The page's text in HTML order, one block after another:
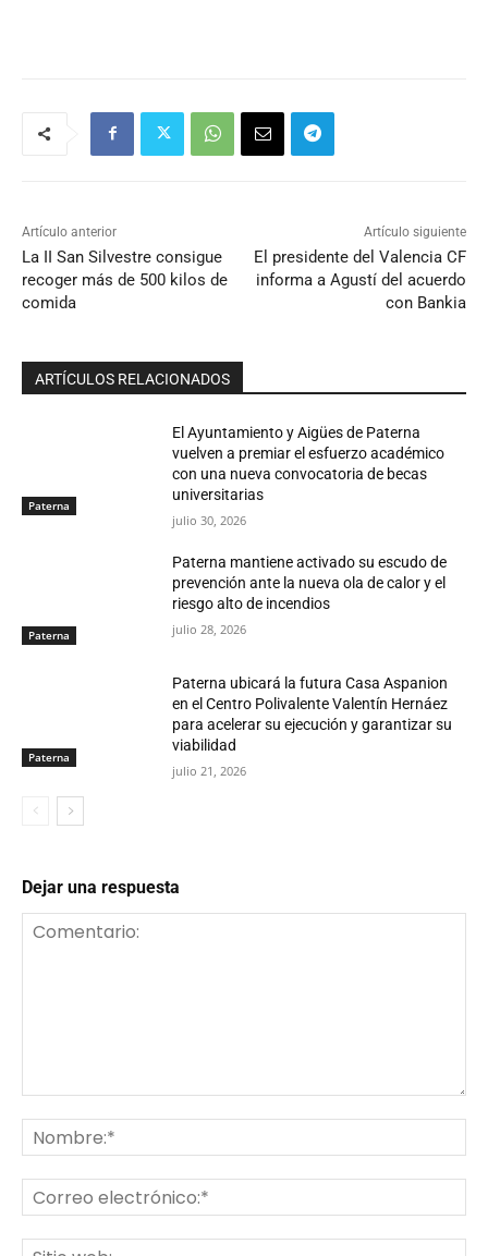
Artículo anterior
La II San Silvestre consigue
recoger más de 500 kilos de
comida
Artículo siguiente
El presidente del Valencia CF
informa a Agustí del acuerdo
con Bankia
ARTÍCULOS RELACIONADOS
Paterna
El Ayuntamiento y Aigües de Paterna
vuelven a premiar el esfuerzo académico
con una nueva convocatoria de becas
universitarias
julio 30, 2026
Paterna
Paterna mantiene activado su escudo de
prevención ante la nueva ola de calor y el
riesgo alto de incendios
julio 28, 2026
Paterna
Paterna ubicará la futura Casa Aspanion
en el Centro Polivalente Valentín Hernáez
para acelerar su ejecución y garantizar su
viabilidad
julio 21, 2026
Dejar una respuesta